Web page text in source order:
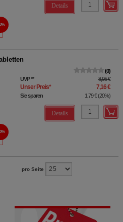
Details
0
UVP** 8,95 €
Unser Preis* 7,16 €
Sie sparen 1,79 €(20%)
Details
pro Seite